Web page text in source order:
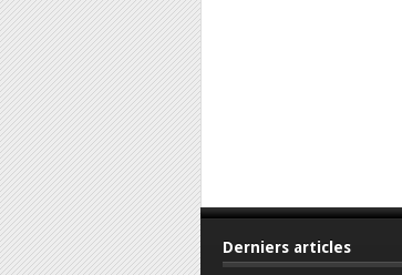
Derniers articles